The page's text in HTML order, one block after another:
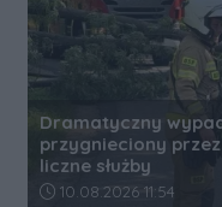
Dramatyczny
przygnieciony
liczne służby
Data dodania artykułu:
10.08.2026 11:54